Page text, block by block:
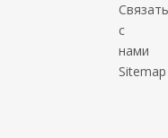
с
нами
Sitemap